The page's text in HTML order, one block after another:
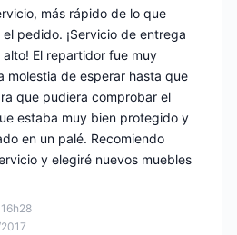
más rápido de lo que
pedido. ¡Servicio de entrega
El repartidor fue muy
molestia de esperar hasta que
que pudiera comprobar el
estaba muy bien protegido y
en un palé. Recomiendo
y elegiré nuevos muebles